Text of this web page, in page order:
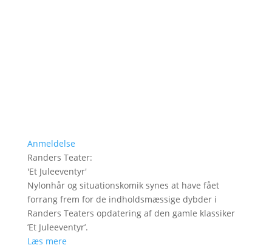
Anmeldelse
Randers Teater:
'Et Juleeventyr'
Nylonhår og situationskomik synes at have fået
forrang frem for de indholdsmæssige dybder i
Randers Teaters opdatering af den gamle klassiker
’Et Juleeventyr’.
Læs mere